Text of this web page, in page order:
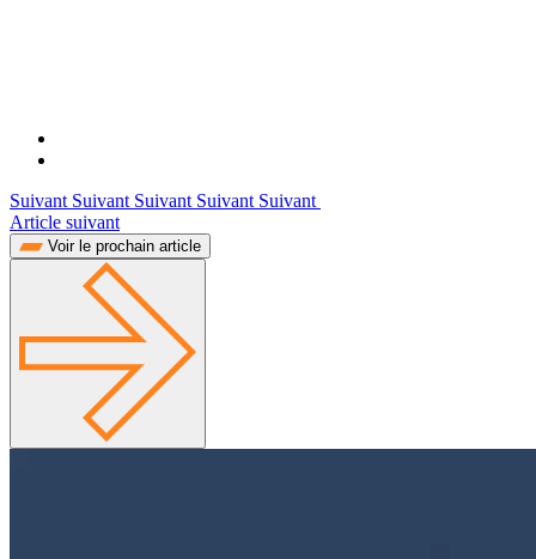
Suivant Suivant Suivant Suivant Suivant
Article suivant
Voir le prochain article